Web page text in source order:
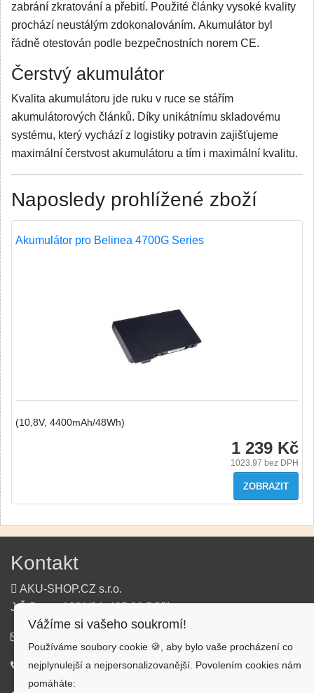
zabrání zkratování a přebití. Použité články vysoké kvality
prochází neustálým zdokonalováním. Akumulátor byl
řádně otestován podle bezpečnostních norem CE.
Čerstvý akumulátor
Kvalita akumulátoru jde ruku v ruce se stářím
akumulátorových článků. Díky unikátnímu skladovému
systému, který vychází z logistiky potravin zajišťujeme
maximální čerstvost akumulátoru a tím i maximální kvalitu.
Naposledy prohlížené zboží
Akumulátor pro Belinea 4700G Series
(10,8V, 4400mAh/48Wh)
1 239 Kč
1023.97 bez DPH
ZOBRAZIT
Kontakt
AKU-SHOP.CZ s.r.o.
J.Š.Baara 1331/34, 405 02 Děčín
720 500 500
Vážíme si vašeho soukromí!
Používáme soubory cookie 🍪, aby bylo vaše procházení co
nejplynulejší a nejpersonalizovanější. Povolením cookies nám
pomáháte: